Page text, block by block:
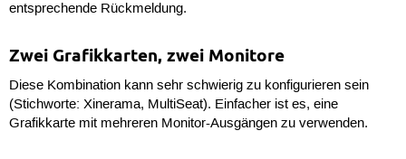
entsprechende Rückmeldung.
Zwei Grafikkarten, zwei Monitore
Diese Kombination kann sehr schwierig zu konfigurieren sein
(Stichworte: Xinerama, MultiSeat). Einfacher ist es, eine
Grafikkarte mit mehreren Monitor-Ausgängen zu verwenden.